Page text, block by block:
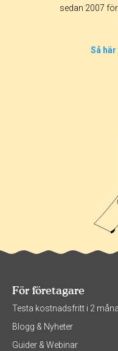
sedan 2007
Så
För företagare
Testa kostnadsfritt i 2
Blogg & Nyheter
Guider & Webinar